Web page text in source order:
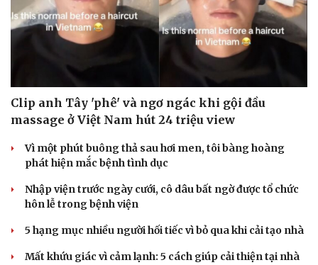
Clip anh Tây 'phê' và ngơ ngác khi gội đầu
massage ở Việt Nam hút 24 triệu view
Vì một phút buông thả sau hơi men, tôi bàng hoàng
phát hiện mắc bệnh tình dục
Nhập viện trước ngày cưới, cô dâu bất ngờ được tổ chức
hôn lễ trong bệnh viện
5 hạng mục nhiều người hối tiếc vì bỏ qua khi cải tạo nhà
Mất khứu giác vì cảm lạnh: 5 cách giúp cải thiện tại nhà